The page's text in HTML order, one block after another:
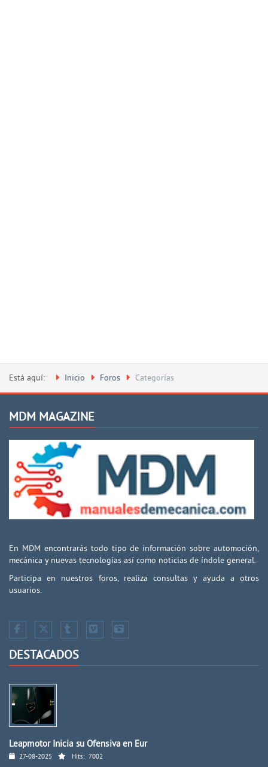
Está aquí: Inicio Foros Categorías
MDM MAGAZINE
En MDM encontrarás todo tipo de información sobre automoción,
mecánica y nuevas tecnologías así como noticias de índole general.
Participa en nuestros foros, realiza consultas y ayuda a otros
usuarios.
DESTACADOS
Leapmotor Inicia su Ofensiva en Eur
27-08-2025 Hits: 7002